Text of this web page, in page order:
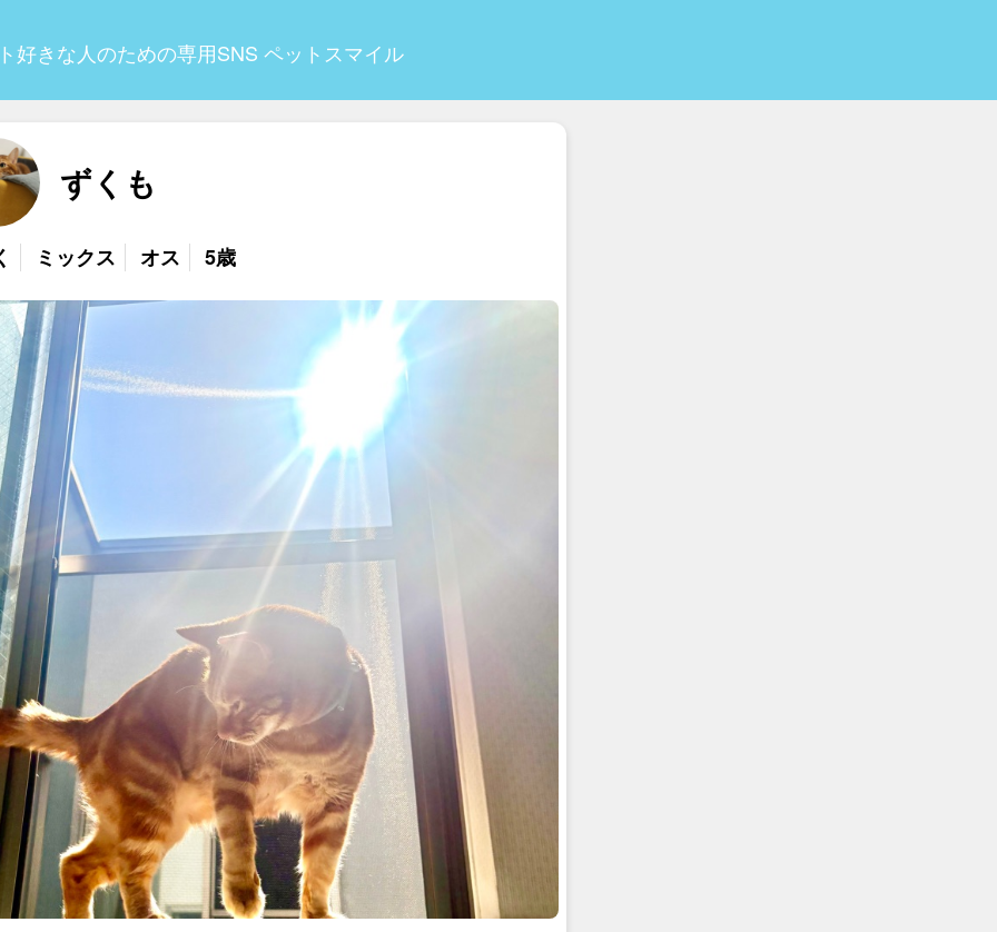
好きな人のための専用SNS ペットスマイル
ずくも
ミックス オス 5歳